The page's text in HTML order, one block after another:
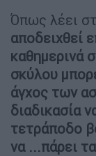
Όπως λέει
αποδειχθεί
καθημερινά
σκύλου
άγχος των
διαδικασία
τετράποδο
να ...πάρει